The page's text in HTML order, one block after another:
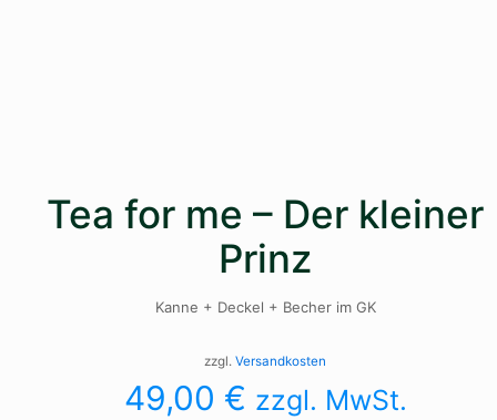
Tea for me – Der kleiner
Prinz
Kanne + Deckel + Becher im GK
zzgl. Versandkosten
49,00 € zzgl. MwSt.